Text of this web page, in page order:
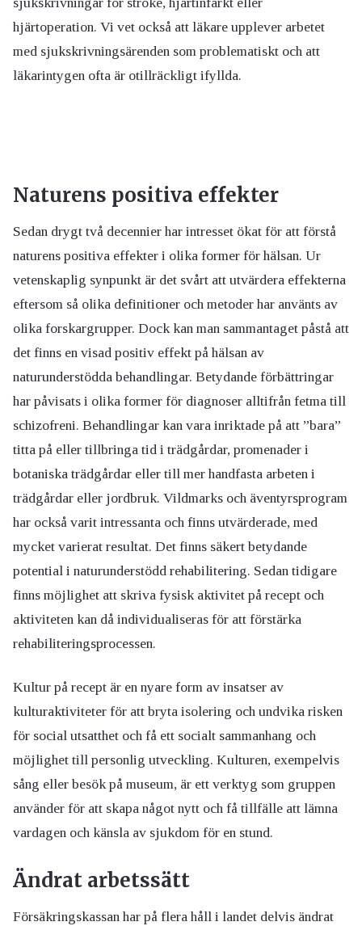
hjärtoperation. Vi vet också att läkare upplever arbetet
med sjukskrivningsärenden som problematiskt och att
läkarintygen ofta är otillräckligt ifyllda.
Naturens positiva effekter
Sedan drygt två decennier har intresset ökat för att förstå
naturens positiva effekter i olika former för hälsan. Ur
vetenskaplig synpunkt är det svårt att utvärdera effekterna
eftersom så olika definitioner och metoder har använts av
olika forskargrupper. Dock kan man sammantaget påstå att
det finns en visad positiv effekt på hälsan av
naturunderstödda behandlingar. Betydande förbättringar
har påvisats i olika former för diagnoser alltifrån fetma till
schizofreni. Behandlingar kan vara inriktade på att ”bara”
titta på eller tillbringa tid i trädgårdar, promenader i
botaniska trädgårdar eller till mer handfasta arbeten i
trädgårdar eller jordbruk. Vildmarks och äventyrsprogram
har också varit intressanta och finns utvärderade, med
mycket varierat resultat. Det finns säkert betydande
potential i naturunderstödd rehabilitering. Sedan tidigare
finns möjlighet att skriva fysisk aktivitet på recept och
aktiviteten kan då individualiseras för att förstärka
rehabiliteringsprocessen.
Kultur på recept är en nyare form av insatser av
kulturaktiviteter för att bryta isolering och undvika risken
för social utsatthet och få ett socialt sammanhang och
möjlighet till personlig utveckling. Kulturen, exempelvis
sång eller besök på museum, är ett verktyg som gruppen
använder för att skapa något nytt och få tillfälle att lämna
vardagen och känsla av sjukdom för en stund.
Ändrat arbetssätt
Försäkringskassan har på flera håll i landet delvis ändrat